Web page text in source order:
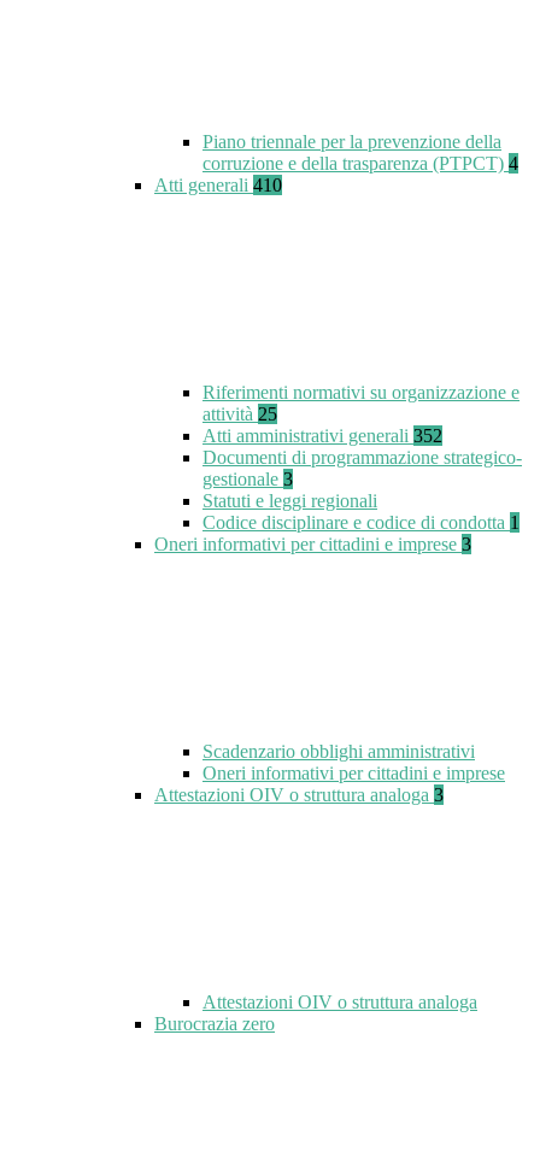
Piano triennale per la prevenzione della
corruzione e della trasparenza (PTPCT) 4
Atti generali 410
Riferimenti normativi su organizzazione e
attività 25
Atti amministrativi generali 352
Documenti di programmazione strategico-
gestionale 3
Statuti e leggi regionali
Codice disciplinare e codice di condotta 1
Oneri informativi per cittadini e imprese 3
Scadenzario obblighi amministrativi
Oneri informativi per cittadini e imprese
Attestazioni OIV o struttura analoga 3
Attestazioni OIV o struttura analoga
Burocrazia zero